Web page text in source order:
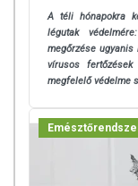
A téli hónapokra
légutak
megőrzése
vírusos fertőzések
megfelelő védelme